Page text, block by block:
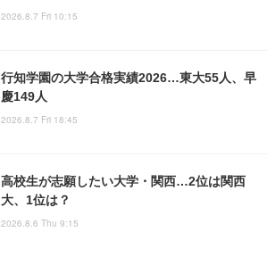
2026.8.7 Fri 10:15
行知学園の大学合格実績2026…東大55人、早
慶149人
2026.8.7 Fri 18:45
高校生が志願したい大学・関西…2位は関西
大、1位は？
2026.8.6 Thu 9:15